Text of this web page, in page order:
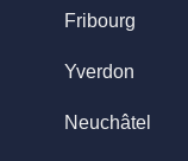
Fribourg
Yverdon
Neuchâtel